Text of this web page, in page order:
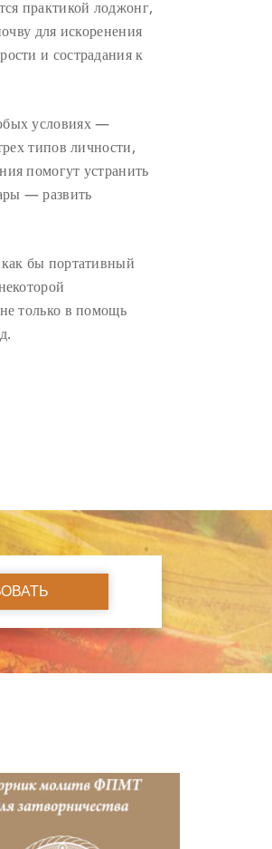
практикой лоджонг,
для искоренения
и сострадания к
условиях —
типов личности,
помогут устранить
— развить
бы портативный
только в помощь